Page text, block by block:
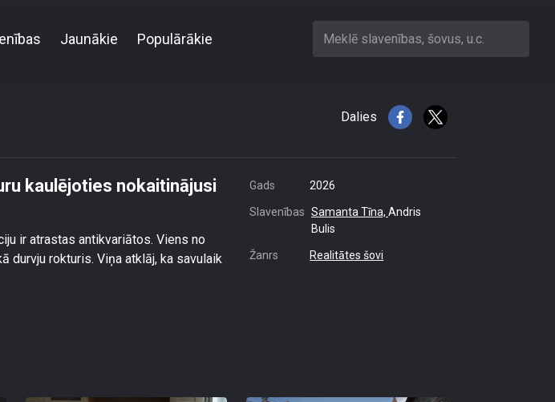
Jaunākie Populārākie Meklē slavenības, šovus, u.c.
Dalies
kaulējoties nokaitinājusi
ir atrastas antikvariātos. Viens no
durvju rokturis. Viņa atklāj, ka savulaik
Gads 2026
Slavenības Samanta Tīna, Andris
Bulis
Žanrs Realitātes šovi